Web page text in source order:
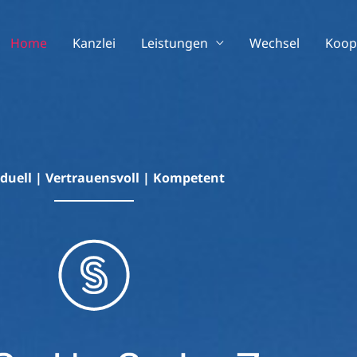
Home Kanzlei Leistungen Wechsel
| Vertrauensvoll | Kompetent